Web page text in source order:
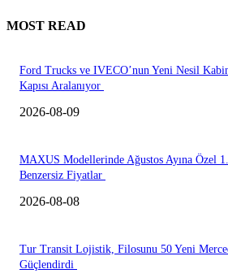
MOST READ
Ford Trucks ve IVECO’nun Yeni Nesil
Kapısı Aralanıyor
2026-08-09
MAXUS Modellerinde Ağustos Ayına Özel
Benzersiz Fiyatlar
2026-08-08
Tur Transit Lojistik, Filosunu 50 Yeni
Güçlendirdi